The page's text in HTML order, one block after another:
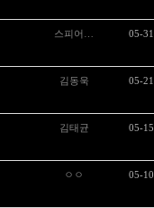
스피어… 05-31
김동욱 05-21
김태균 05-15
ㅇㅇ 05-10